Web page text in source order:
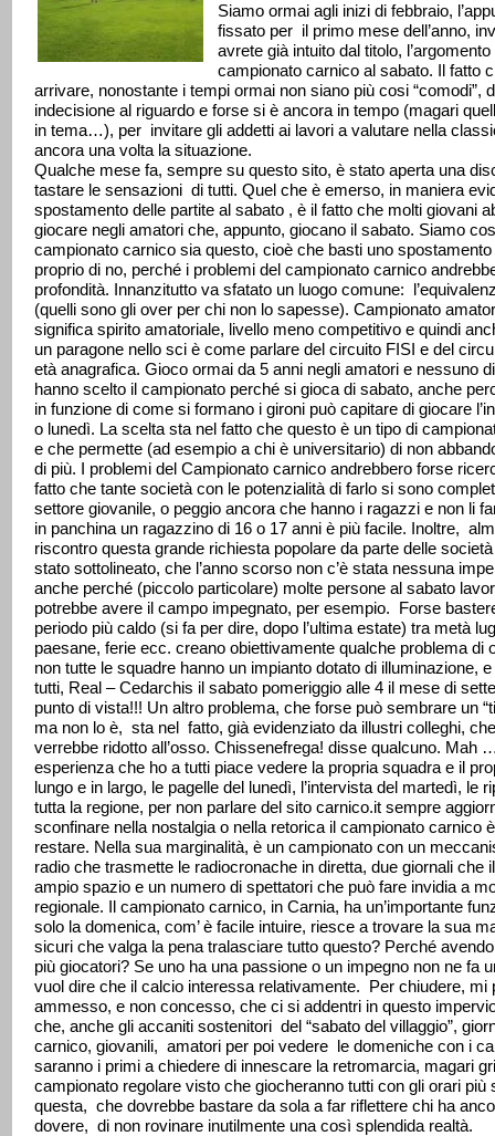
Siamo ormai agli inizi di febbraio,
fissato per il primo mese dell’anno,
avrete già intuito dal titolo,
campionato carnico al sabato. Il fatto
arrivare, nonostante i tempi ormai non siano più cosi “comodi”,
indecisione al riguardo e forse si è ancora in tempo (magari
in tema…), per invitare gli addetti ai lavori a valutare nella
ancora una volta la situazione.
Qualche mese fa, sempre su questo sito, è stato aperta una
tastare le sensazioni di tutti. Quel che è emerso, in maniera
spostamento delle partite al sabato , è il fatto che molti giovani
giocare negli amatori che, appunto, giocano il sabato. Siamo
campionato carnico sia questo, cioè che basti uno
proprio di no, perché i problemi del campionato carnico
profondità. Innanzitutto va sfatato un luogo comune:
(quelli sono gli over per chi non lo sapesse). Campionato
significa spirito amatoriale, livello meno competitivo e quindi
un paragone nello sci è come parlare del circuito FISI e del
età anagrafica. Gioco ormai da 5 anni negli amatori e nessuno
hanno scelto il campionato perché si gioca di sabato, anche
in funzione di come si formano i gironi può capitare di giocare
o lunedì. La scelta sta nel fatto che questo è un tipo di
e che permette (ad esempio a chi è universitario) di non
di più. I problemi del Campionato carnico andrebbero forse
fatto che tante società con le potenzialità di farlo si sono
settore giovanile, o peggio ancora che hanno i ragazzi e non li
in panchina un ragazzino di 16 o 17 anni è più facile. Inoltre,
riscontro questa grande richiesta popolare da parte delle
stato sottolineato, che l’anno scorso non c’è stata nessuna
anche perché (piccolo particolare) molte persone al sabato
potrebbe avere il campo impegnato, per esempio. Forse
periodo più caldo (si fa per dire, dopo l’ultima estate) tra metà
paesane, ferie ecc. creano obiettivamente qualche problema di
non tutte le squadre hanno un impianto dotato di illuminazione,
tutti, Real – Cedarchis il sabato pomeriggio alle 4 il mese di
punto di vista!!! Un altro problema, che forse può sembrare un
ma non lo è, sta nel fatto, già evidenziato da illustri colleghi,
verrebbe ridotto all’osso. Chissenefrega! disse qualcuno. Mah
esperienza che ho a tutti piace vedere la propria squadra e il
lungo e in largo, le pagelle del lunedì, l’intervista del martedì, le
tutta la regione, per non parlare del sito carnico.it sempre
sconfinare nella nostalgia o nella retorica il campionato carnico
restare. Nella sua marginalità, è un campionato con un
radio che trasmette le radiocronache in diretta, due giornali che
ampio spazio e un numero di spettatori che può fare invidia a
regionale. Il campionato carnico, in Carnia, ha un’importante
solo la domenica, com’ è facile intuire, riesce a trovare la sua
sicuri che valga la pena tralasciare tutto questo? Perché
più giocatori? Se uno ha una passione o un impegno non ne fa
vuol dire che il calcio interessa relativamente. Per chiudere,
ammesso, e non concesso, che ci si addentri in questo
che, anche gli accaniti sostenitori del “sabato del villaggio”,
carnico, giovanili, amatori per poi vedere le domeniche con i
saranno i primi a chiedere di innescare la retromarcia, magari
campionato regolare visto che giocheranno tutti con gli orari
questa, che dovrebbe bastare da sola a far riflettere chi ha
dovere, di non rovinare inutilmente una così splendida realtà.